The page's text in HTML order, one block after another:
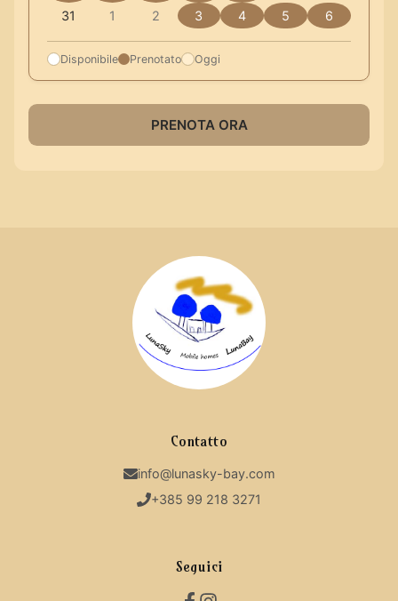
31
1 2 3 4 5 6
Disponibile Prenotato Oggi
PRENOTA ORA
Contatto
info@lunasky-bay.com
+385 99 218 3271
Seguici